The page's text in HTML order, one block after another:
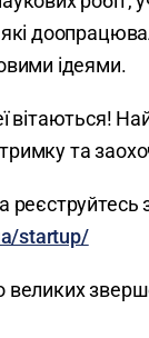
ідеями.
вітаються!
та
реєструйтесь
startup/
великих